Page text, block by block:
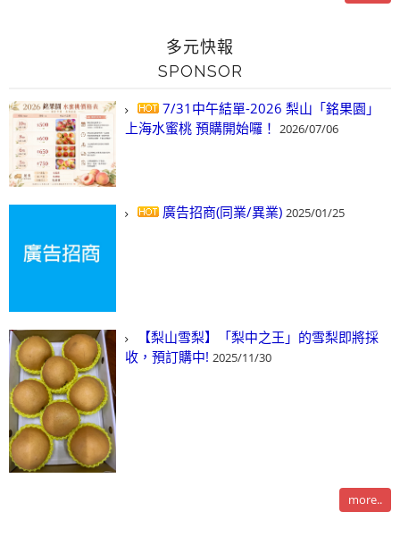
多元快報
SPONSOR
7/31中午結單-2026 梨山「銘果園」
上海水蜜桃 預購開始囉！ 2026/07/06
廣告招商(同業/異業) 2025/01/25
【梨山雪梨】「梨中之王」的雪梨即將採
收，預訂購中! 2025/11/30
more..